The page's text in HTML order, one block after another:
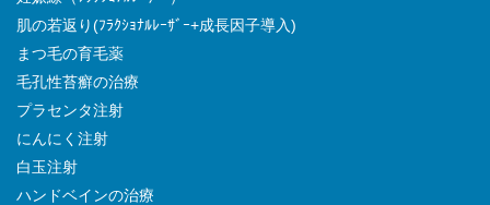
肌の若返り(ﾌﾗｸｼｮﾅﾙﾚｰｻﾞｰ+成長因子導入)
まつ毛の育毛薬
毛孔性苔癬の治療
プラセンタ注射
にんにく注射
白玉注射
ハンドベインの治療